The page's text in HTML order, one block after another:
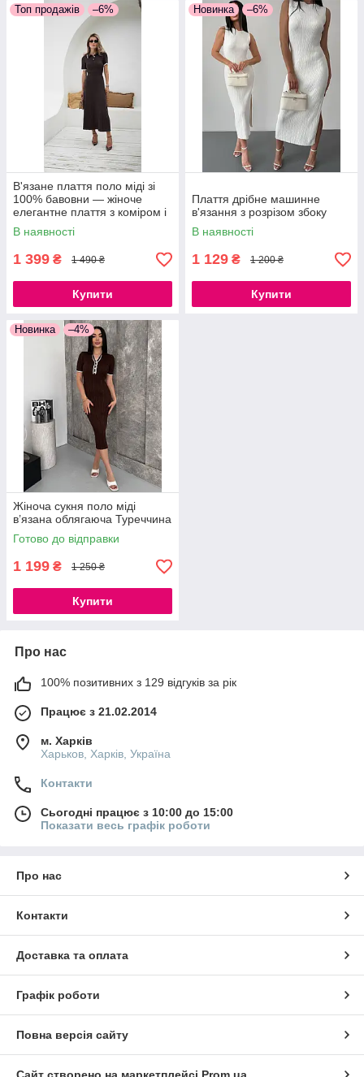
Топ продажів –6%
В'язане плаття поло міді зі
100% бавовни — жіноче
елегантне плаття з коміром і
коротким рукавом
В наявності
1 399 ₴ 1 490 ₴
Купити
Новинка –6%
Плаття дрібне машинне
в'язання з розрізом збоку
В наявності
1 129 ₴ 1 200 ₴
Купити
Новинка –4%
Жіноча сукня поло міді
в’язана облягаюча Туреччина
Готово до відправки
1 199 ₴ 1 250 ₴
Купити
Про нас
100% позитивних з 129 відгуків за рік
Працює з 21.02.2014
м. Харків
Харьков, Харків, Україна
Контакти
Сьогодні працює з 10:00 до 15:00
Показати весь графік роботи
Про нас
Контакти
Доставка та оплата
Графік роботи
Повна версія сайту